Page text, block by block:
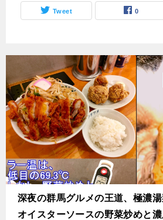
Tweet 0
深夜の群馬グルメの王道、極濃湯
オイスターソースの野菜炒めと